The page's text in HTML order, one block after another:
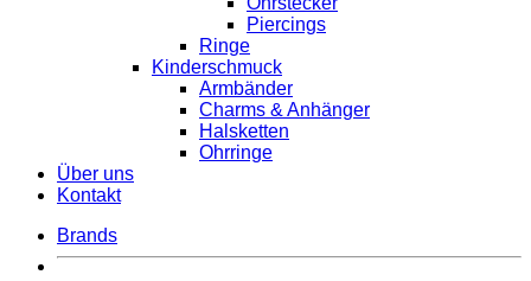
Piercings
Ringe
Kinderschmuck
Armbänder
Charms & Anhänger
Halsketten
Ohrringe
Über uns
Kontakt
Brands